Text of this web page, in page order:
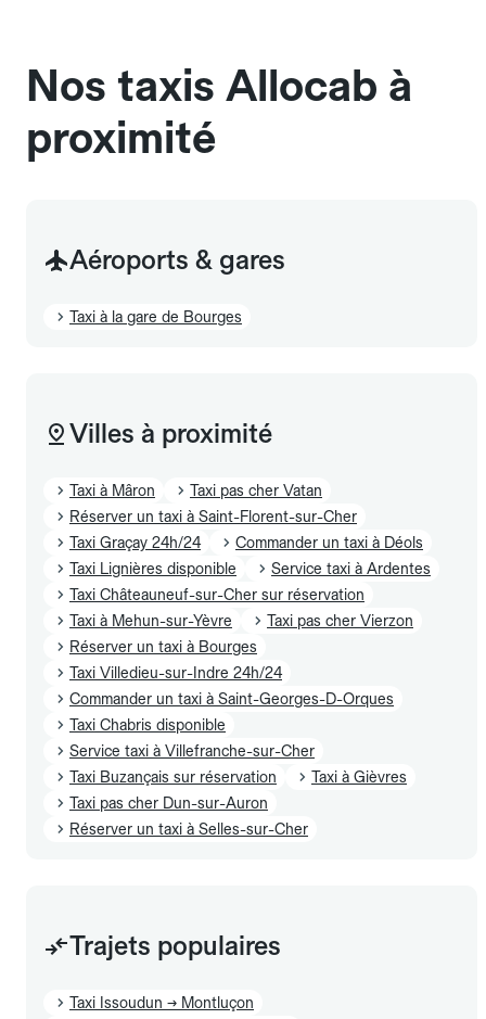
Nos taxis Allocab à
proximité
Aéroports & gares
Taxi à la gare de Bourges
Villes à proximité
Taxi à Mâron
Taxi pas cher Vatan
Réserver un taxi à Saint-Florent-sur-Cher
Taxi Graçay 24h/24
Commander un taxi à Déols
Taxi Lignières disponible
Service taxi à Ardentes
Taxi Châteauneuf-sur-Cher sur réservation
Taxi à Mehun-sur-Yèvre
Taxi pas cher Vierzon
Réserver un taxi à Bourges
Taxi Villedieu-sur-Indre 24h/24
Commander un taxi à Saint-Georges-D-Orques
Taxi Chabris disponible
Service taxi à Villefranche-sur-Cher
Taxi Buzançais sur réservation
Taxi à Gièvres
Taxi pas cher Dun-sur-Auron
Réserver un taxi à Selles-sur-Cher
Trajets populaires
Taxi Issoudun → Montluçon